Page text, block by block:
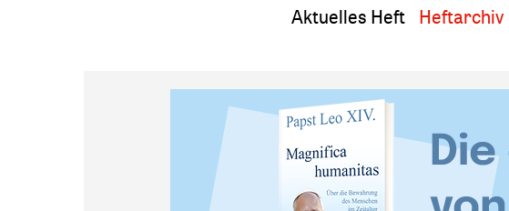
Aktuelles Heft Heftarchiv